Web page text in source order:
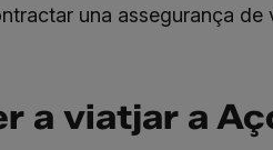
una assegurança de
a viatjar a